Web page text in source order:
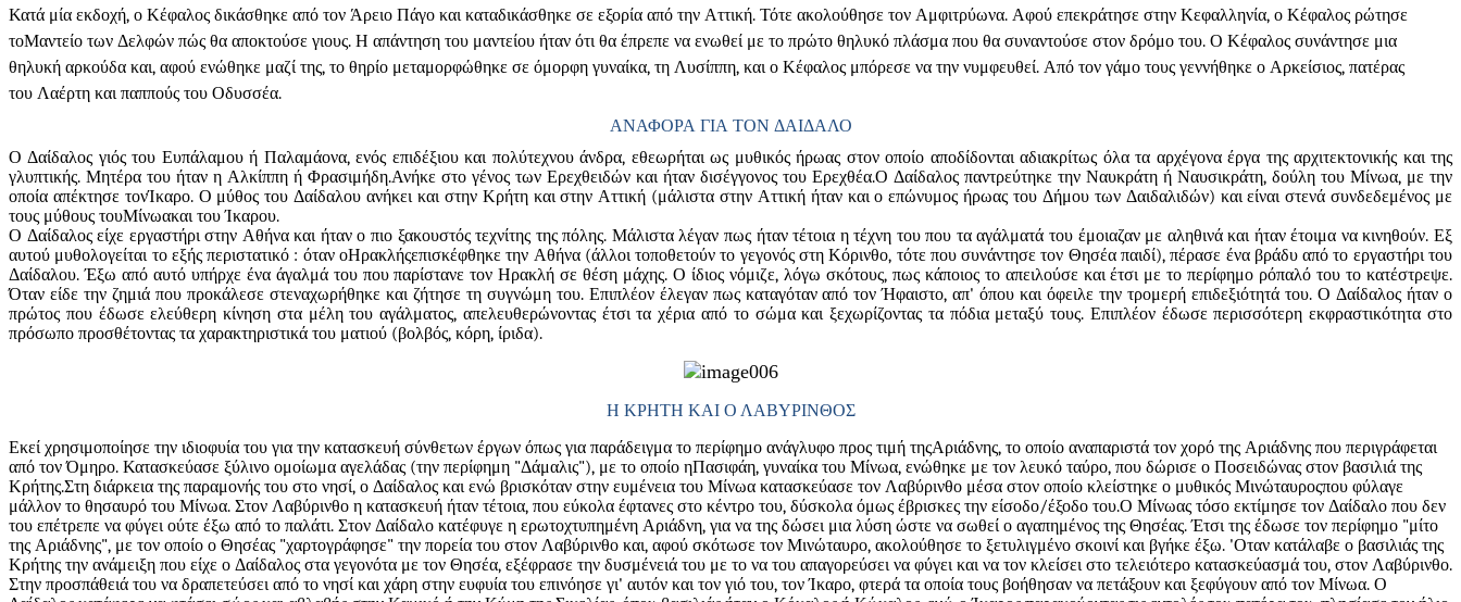
Κατά μία εκδοχή, ο Κέφαλος δικάσθηκε από τον Άρειο Πάγο και καταδικάσθηκε σε εξορία από την Αττική. Τότε ακολούθησε τον Αμφιτρύωνα. Αφού επεκράτησε στην Κεφαλληνία, ο Κέφαλος ρώτησε
τοΜαντείο των Δελφών πώς θα αποκτούσε γιους. Η απάντηση του μαντείου ήταν ότι θα έπρεπε να ενωθεί με το πρώτο θηλυκό πλάσμα που θα συναντούσε στον δρόμο του. Ο Κέφαλος συνάντησε μια
θηλυκή αρκούδα και, αφού ενώθηκε μαζί της, το θηρίο μεταμορφώθηκε σε όμορφη γυναίκα, τη Λυσίππη, και ο Κέφαλος μπόρεσε να την νυμφευθεί. Από τον γάμο τους γεννήθηκε ο Αρκείσιος, πατέρας
του Λαέρτη και παππούς του Οδυσσέα.
ΑΝΑΦΟΡΑ ΓΙΑ ΤΟΝ ΔΑΙΔΑΛΟ
Ο Δαίδαλος γιός του Ευπάλαμου ή Παλαμάονα, ενός επιδέξιου και πολύτεχνου άνδρα, εθεωρήται ως μυθικός ήρωας στον οποίο αποδίδονται αδιακρίτως όλα τα αρχέγονα έργα της αρχιτεκτονικής και της
γλυπτικής. Μητέρα του ήταν η Αλκίππη ή Φρασιμήδη.Ανήκε στο γένος των Ερεχθειδών και ήταν δισέγγονος του Ερεχθέα.Ο Δαίδαλος παντρεύτηκε την Ναυκράτη ή Ναυσικράτη, δούλη του Μίνωα, με την
οποία απέκτησε τονΊκαρο. Ο μύθος του Δαίδαλου ανήκει και στην Κρήτη και στην Αττική (μάλιστα στην Αττική ήταν και ο επώνυμος ήρωας του Δήμου των Δαιδαλιδών) και είναι στενά συνδεδεμένος με
τους μύθους τουΜίνωακαι του Ίκαρου.
Ο Δαίδαλος είχε εργαστήρι στην Αθήνα και ήταν ο πιο ξακουστός τεχνίτης της πόλης. Μάλιστα λέγαν πως ήταν τέτοια η τέχνη του που τα αγάλματά του έμοιαζαν με αληθινά και ήταν έτοιμα να κινηθούν. Εξ
αυτού μυθολογείται το εξής περιστατικό : όταν οΗρακλήςεπισκέφθηκε την Αθήνα (άλλοι τοποθετούν το γεγονός στη Κόρινθο, τότε που συνάντησε τον Θησέα παιδί), πέρασε ένα βράδυ από το εργαστήρι του
Δαίδαλου. Έξω από αυτό υπήρχε ένα άγαλμά του που παρίστανε τον Ηρακλή σε θέση μάχης. Ο ίδιος νόμιζε, λόγω σκότους, πως κάποιος το απειλούσε και έτσι με το περίφημο ρόπαλό του το κατέστρεψε.
Όταν είδε την ζημιά που προκάλεσε στεναχωρήθηκε και ζήτησε τη συγνώμη του. Επιπλέον έλεγαν πως καταγόταν από τον Ήφαιστο, απ' όπου και όφειλε την τρομερή επιδεξιότητά του. Ο Δαίδαλος ήταν ο
πρώτος που έδωσε ελεύθερη κίνηση στα μέλη του αγάλματος, απελευθερώνοντας έτσι τα χέρια από το σώμα και ξεχωρίζοντας τα πόδια μεταξύ τους. Επιπλέον έδωσε περισσότερη εκφραστικότητα στο
πρόσωπο προσθέτοντας τα χαρακτηριστικά του ματιού (βολβός, κόρη, ίριδα).
Η ΚΡΗΤΗ ΚΑΙ Ο ΛΑΒΥΡΙΝΘΟΣ
Εκεί χρησιμοποίησε την ιδιοφυία του για την κατασκευή σύνθετων έργων όπως για παράδειγμα το περίφημο ανάγλυφο προς τιμή τηςΑριάδνης, το οποίο αναπαριστά τον χορό της Αριάδνης που περιγράφεται
από τον Όμηρο. Κατασκεύασε ξύλινο ομοίωμα αγελάδας (την περίφημη "Δάμαλις"), με το οποίο ηΠασιφάη, γυναίκα του Μίνωα, ενώθηκε με τον λευκό ταύρο, που δώρισε ο Ποσειδώνας στον βασιλιά της
Κρήτης.Στη διάρκεια της παραμονής του στο νησί, ο Δαίδαλος και ενώ βρισκόταν στην ευμένεια του Μίνωα κατασκεύασε τον Λαβύρινθο μέσα στον οποίο κλείστηκε ο μυθικός Μινώταυροςπου φύλαγε
μάλλον το θησαυρό του Μίνωα. Στον Λαβύρινθο η κατασκευή ήταν τέτοια, που εύκολα έφτανες στο κέντρο του, δύσκολα όμως έβρισκες την είσοδο/έξοδο του.Ο Μίνωας τόσο εκτίμησε τον Δαίδαλο που δεν
του επέτρεπε να φύγει ούτε έξω από το παλάτι. Στον Δαίδαλο κατέφυγε η ερωτοχτυπημένη Αριάδνη, για να της δώσει μια λύση ώστε να σωθεί ο αγαπημένος της Θησέας. Έτσι της έδωσε τον περίφημο "μίτο
της Αριάδνης", με τον οποίο ο Θησέας "χαρτογράφησε" την πορεία του στον Λαβύρινθο και, αφού σκότωσε τον Μινώταυρο, ακολούθησε το ξετυλιγμένο σκοινί και βγήκε έξω. 'Οταν κατάλαβε ο βασιλιάς της
Κρήτης την ανάμειξη που είχε ο Δαίδαλος στα γεγονότα με τον Θησέα, εξέφρασε την δυσμένειά του με το να του απαγορεύσει να φύγει και να τον κλείσει στο τελειότερο κατασκεύασμά του, στον Λαβύρινθο.
Στην προσπάθειά του να δραπετεύσει από το νησί και χάρη στην ευφυία του επινόησε γι' αυτόν και τον γιό του, τον Ίκαρο, φτερά τα οποία τους βοήθησαν να πετάξουν και ξεφύγουν από τον Μίνωα. Ο